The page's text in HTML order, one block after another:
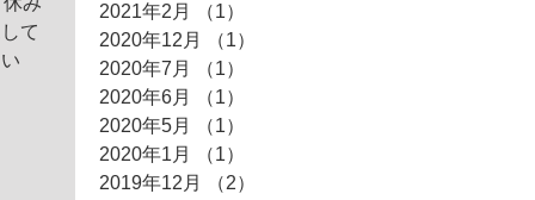
ださい
2021年2月
（1）
2020年12月
（1）
2020年7月
（1）
2020年6月
（1）
2020年5月
（1）
2020年1月
（1）
2019年12月
（2）